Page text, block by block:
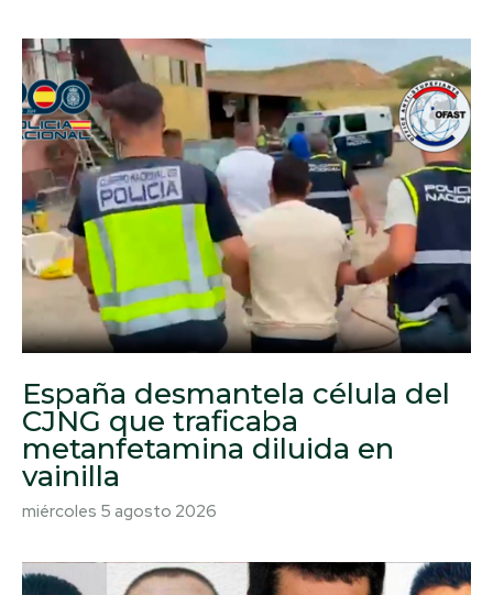
España desmantela célula del
CJNG que traficaba
metanfetamina diluida en
vainilla
miércoles 5 agosto 2026